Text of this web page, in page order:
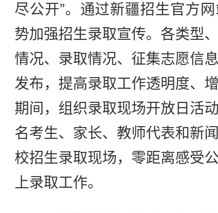
尽公开”。通过新疆招生官方
势加强招生录取宣传。各类型
情况、录取情况、征集志愿信
发布，提高录取工作透明度、
期间，组织录取现场开放日活
名考生、家长、教师代表和新
校招生录取现场，零距离感受
上录取工作。